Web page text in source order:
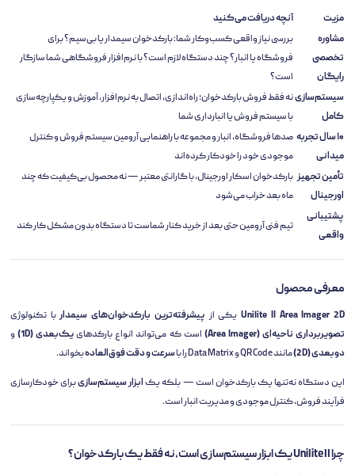
مزیت
آنچه دریافت می‌کنید
مشاوره
تخصصی
رایگان
بررسی نیاز واقعی کسب‌وکار شما: بارکدخوان سیمدار یا بی‌سیم؟ برای
فروشگاه یا انبار؟ چند دستگاه لازم است؟ با نرم‌افزار فروشگاهی شما سازگار
است؟
سیستم‌سازی
کامل
نه فقط فروش بارکدخوان؛ راه‌اندازی، اتصال به نرم‌افزار، آموزش و یکپارچه‌سازی
با سیستم فروش یا انبارداری شما
۱۰ سال تجربه
میدانی
صدها فروشگاه، انبار و مجموعه با راهنمایی آرومین سیستم فروش و کنترل
موجودی خود را خودکار کرده‌اند
تأمین تجهیز
اورجینال
بارکدخوان اسکار اورجینال، با گارانتی معتبر — نه محصول بی‌کیفیت که چند
ماه بعد خراب می‌شود
پشتیبانی
واقعی
تیم فنی آرومین حتی بعد از خرید کنار شماست تا دستگاه بدون مشکل کار کند
معرفی محصول
Unilite II Area Imager 2Dیکی از پیشرفته‌ترین بارکدخوان‌های سیمداربا تکنولوژی
تصویربرداری ناحیه‌ای (Area Imager)
است که می‌تواند انواع بارکدهاییک‌بعدی (1D)
و
دوبعدی (2D)
مانند QR Code و Data Matrix را با سرعت و دقت فوق‌العادهبخواند.
این دستگاه نه‌تنها یک بارکدخوان است — بلکه یکابزار سیستم‌سازیبرای خودکارسازی
فرآیند فروش، کنترل موجودی و مدیریت انبار است.
چرا Unilite II یک ابزار سیستم‌سازی است، نه فقط یک بارکدخوان؟